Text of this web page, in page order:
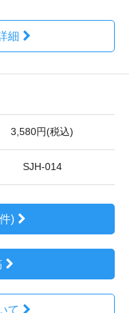
細
3,580円(税込)
SJH-014
)
て